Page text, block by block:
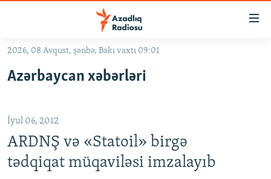
Əsas
qayıt
qayıt
Axtarışa
#ƏSLINDƏ
FƏRQƏ BAX
QANUNI DOĞRU
2026, 08 Avqust, şənbə, Bakı vaxtı 09:01
Azərbaycan xəbərləri
İyul 06, 2012
ARDNŞ və «Statoil» birgə
tədqiqat müqaviləsi imzalayıb